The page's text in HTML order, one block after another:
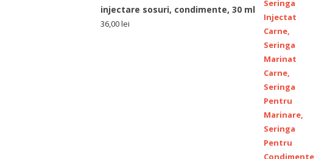
injectare sosuri, condimente, 30 ml
36,00lei